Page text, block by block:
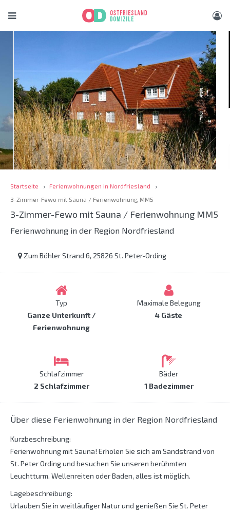
Startseite
Ferienwohnungen in Nordfriesland
3-Zimmer-Fewo mit Sauna / Ferienwohnung MM5
3-Zimmer-Fewo mit Sauna / Ferienwohnung MM5
Ferienwohnung in der Region Nordfriesland
Zum Böhler Strand 6, 25826 St. Peter-Ording
Typ
Ganze Unterkunft /
Ferienwohnung
Maximale Belegung
4 Gäste
Schlafzimmer
2 Schlafzimmer
Bäder
1 Badezimmer
Über diese Ferienwohnung in der Region Nordfriesland
Kurzbeschreibung:
Ferienwohnung mit Sauna! Erholen Sie sich am Sandstrand von
St. Peter Ording und besuchen Sie unseren berühmten
Leuchtturm. Wellenreiten oder Baden, alles ist möglich.
Lagebeschreibung:
Urlauben Sie in weitläufiger Natur und genießen Sie St. Peter